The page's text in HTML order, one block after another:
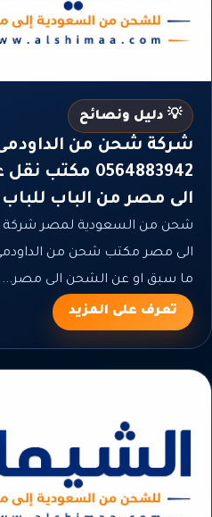
💡 دليل ونصائح
شركة شحن من
0564883942
الى مصر من الباب للباب
شحن من السعودية لمصر شركة
الى مصر مكتب شحن من
ما سبق او عن الشحن الى مصر...
تعرف على المزيد